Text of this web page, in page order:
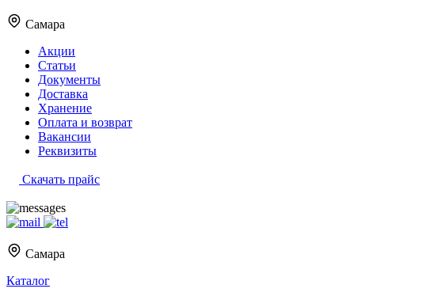
Самара
Акции
Статьи
Документы
Доставка
Хранение
Оплата и возврат
Вакансии
Реквизиты
Скачать прайс
Самара
Каталог